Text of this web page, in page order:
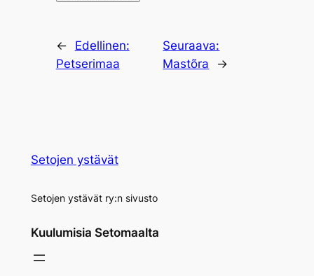
←
Edellinen:
Petserimaa
Seuraava:
Mastõra
→
Setojen ystävät
Setojen ystävät ry:n sivusto
Kuulumisia Setomaalta